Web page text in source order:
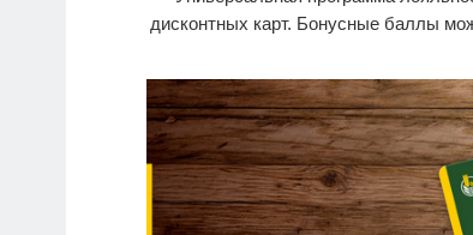
дисконтных карт. Бонусные баллы